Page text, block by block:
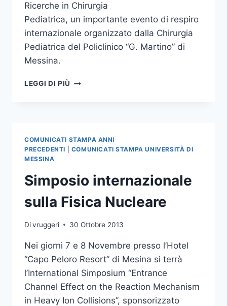
Ricerche in Chirurgia
Pediatrica, un importante evento di respiro
internazionale organizzato dalla Chirurgia
Pediatrica del Policlinico “G. Martino” di
Messina.
LEGGI DI PIÙ ISPSR
IN
COMUNICATI STAMPA ANNI
PRECEDENTI
COMUNICATI STAMPA UNIVERSITÀ DI
MESSINA
Simposio internazionale
sulla Fisica Nucleare
Divruggeri 30 Ottobre 2013
Nei giorni 7 e 8 Novembre presso l’Hotel
“Capo Peloro Resort” di Mesina si terrà
l’International Simposium “Entrance
Channel Effect on the Reaction Mechanism
in Heavy Ion Collisions”, sponsorizzato